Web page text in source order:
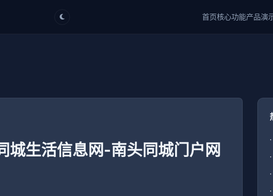
首页核心功能产品演
城生活信息网-南头同城门户网
·
·
·
·